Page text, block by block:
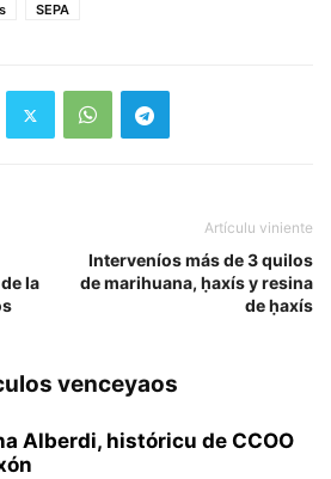
SEPA
la
Artículu viniente
Interveníos más de 3 quilos
de marihuana, ḥaxís y resina
de ḥaxís
venceyaos
Alberdi, históricu de CCOO